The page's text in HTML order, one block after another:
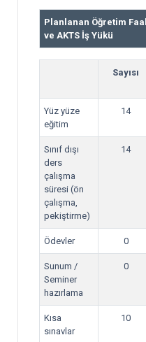
Planlanan Öğretim
ve AKTS İş Yükü
Sayısı
Yüz yüze
eğitim
14
Sınıf dışı
ders
çalışma
süresi (ön
çalışma,
pekiştirme)
14
Ödevler 0
Sunum /
Seminer
hazırlama
0
Kısa
sınavlar
10